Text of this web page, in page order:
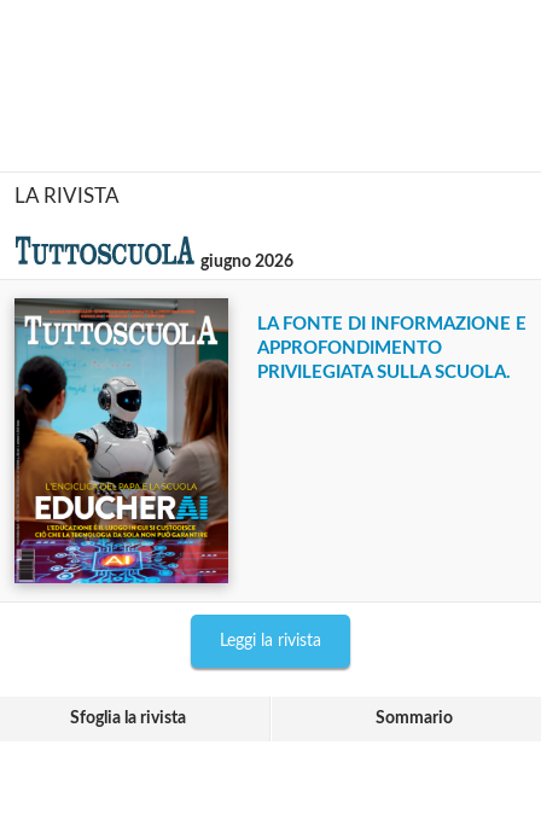
LA RIVISTA
giugno 2026
LA FONTE DI INFORMAZIONE E
APPROFONDIMENTO
PRIVILEGIATA SULLA SCUOLA.
Leggi la rivista
Sfoglia la rivista Sommario